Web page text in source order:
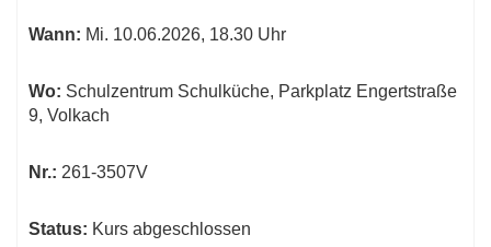
Wann: Mi. 10.06.2026, 18.30 Uhr
Wo: Schulzentrum Schulküche, Parkplatz Engertstraße
9, Volkach
Nr.: 261-3507V
Status: Kurs abgeschlossen